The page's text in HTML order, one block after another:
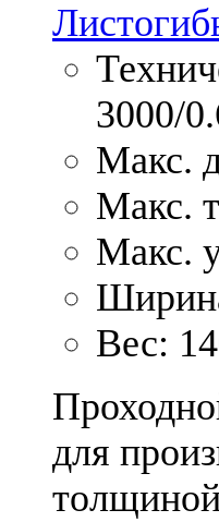
3000/
Макс.
Макс.
Макс.
Вес:
для